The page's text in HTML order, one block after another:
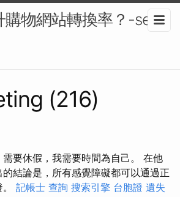
購物網站轉換率？-seo
(216)
要休假，我需要時間為自己。 在他
結論是，所有感覺障礙都可以通過正
記帳士 查詢 搜索引擎 台胞證 遺失